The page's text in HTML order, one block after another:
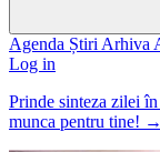
Agenda Știri Arhiva
Log in
Prinde sinteza zilei
munca pentru tine! →